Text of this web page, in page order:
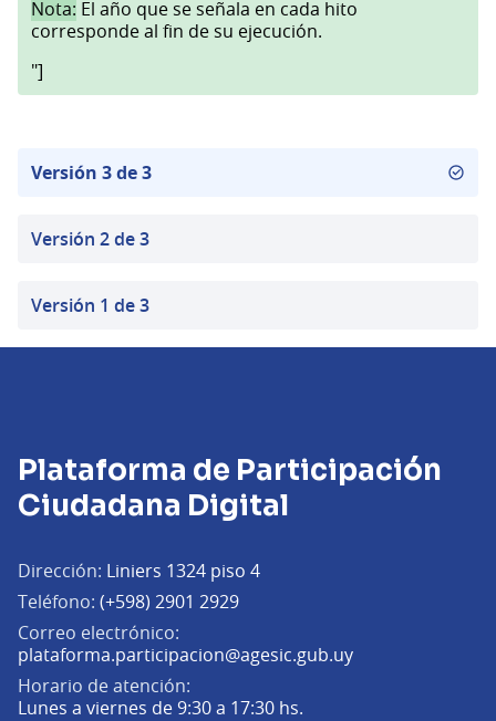
Nota: El año que se señala en cada hito
corresponde al fin de su ejecución.
"]
Versión 3 de 3
Versión 2 de 3
Versión 1 de 3
Plataforma de Participación
Ciudadana Digital
Dirección: Liniers 1324 piso 4
Teléfono: (+598) 2901 2929
Correo electrónico:
plataforma.participacion@agesic.gub.uy(Abrir en una
Horario de atención:
Lunes a viernes de 9:30 a 17:30 hs.